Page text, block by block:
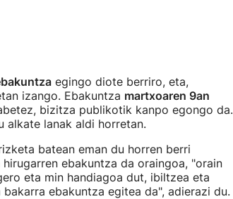
egingo diote berriro, eta,
izango. Ebakuntza martxoaren 9an
bizitza publikotik kanpo egongo da.
alkate lanak aldi horretan.
batean eman du horren berri
ebakuntza da oraingoa, "orain
eta min handiagoa dut, ibiltzea eta
ebakuntza egitea da", adierazi du.